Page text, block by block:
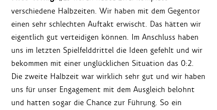
verschiedene Halbzeiten. Wir haben mit dem Gegentor
einen sehr schlechten Auftakt erwischt. Das hätten wir
eigentlich gut verteidigen können. Im Anschluss haben
uns im letzten Spielfelddrittel die Ideen gefehlt und wir
bekommen mit einer unglücklichen Situation das 0:2.
Die zweite Halbzeit war wirklich sehr gut und wir haben
uns für unser Engagement mit dem Ausgleich belohnt
und hatten sogar die Chance zur Führung. So ein